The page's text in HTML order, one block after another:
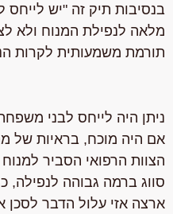
בנסיבות תיק זה "יש
מלאה לנפילת המנוח ולא
תורמת משמעותית לקרות
ניתן היה לייחס לבני
אם היה מוכח, בראיות של
הצוות הרפואי הסביר
סווג ברמה גבוהה לנפילה,
ארצה אזי עלול הדבר לסכן